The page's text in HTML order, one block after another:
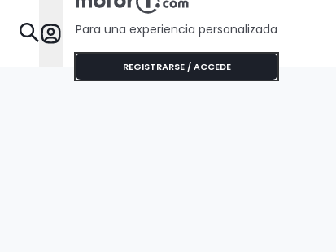
Para una experiencia personalizada
REGISTRARSE / ACCEDE